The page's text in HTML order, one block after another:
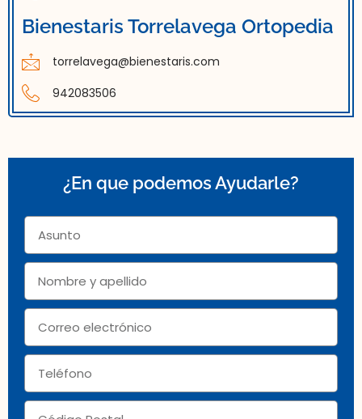
Bienestaris Torrelavega Ortopedia
torrelavega@bienestaris.com
942083506
¿En que podemos Ayudarle?
Asunto
Nombre
Correo
electrónico
Teléfono
Código